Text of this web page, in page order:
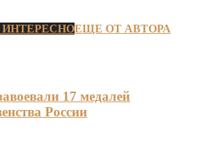
ЕЩЕ ОТ АВТОРА
17 медалей
России